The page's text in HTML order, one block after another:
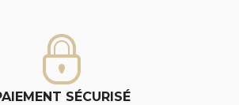
SÉCURISÉ